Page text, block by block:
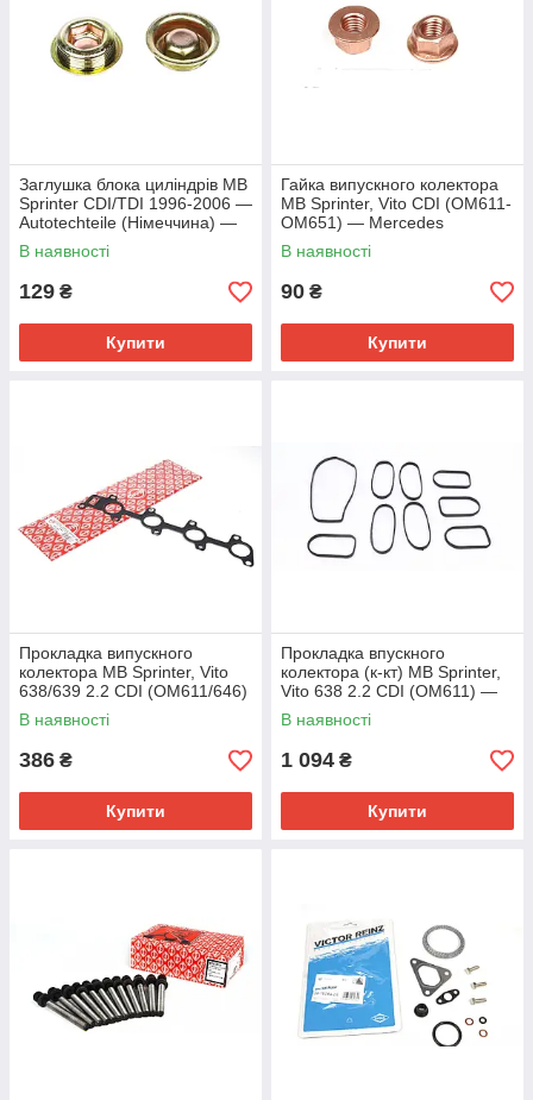
Заглушка блока циліндрів MB
Sprinter CDI/TDI 1996-2006 —
Autotechteile (Німеччина) —
1009902
В наявності
129 ₴
Купити
Гайка випускного колектора
MB Sprinter, Vito CDI (OM611-
OM651) — Mercedes
(Оригінал) — A 120 142 00 72
В наявності
90 ₴
Купити
Прокладка випускного
колектора MB Sprinter, Vito
638/639 2.2 CDI (OM611/646)
— Elring (Німеччина) —
432.894
В наявності
386 ₴
Купити
Прокладка впускного
колектора (к-кт) MB Sprinter,
Vito 638 2.2 CDI (OM611) —
Autotechteile (Німеччина) —
100 0105
В наявності
1 094 ₴
Купити